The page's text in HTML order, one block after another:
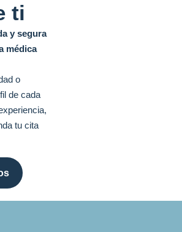
ti
y segura
médica
o
de cada
tu cita